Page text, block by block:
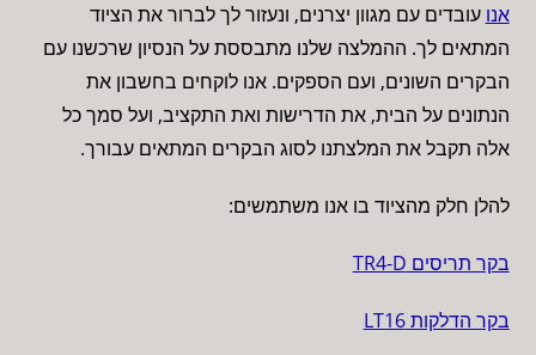
אנו עובדים עם מגוון יצרנים, ונעזור לך לברור את הציוד
המתאים לך. ההמלצה שלנו מתבססת על הנסיון שרכשנו עם
הבקרים השונים, ועם הספקים. אנו לוקחים בחשבון את
הנתונים על הבית, את הדרישות ואת התקציב, ועל סמך כל
אלה תקבל את המלצתנו לסוג הבקרים המתאים עבורך.
להלן חלק מהציוד בו אנו משתמשים:
בקר תריסים TR4-D
בקר הדלקות LT16